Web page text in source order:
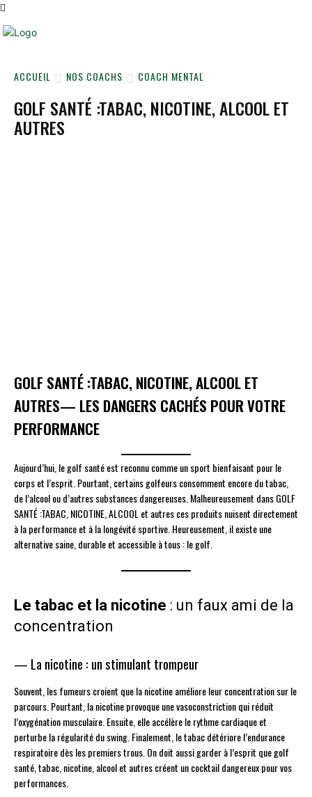
ACCUEIL NOS COACHS COACH MENTAL
GOLF SANTÉ :TABAC, NICOTINE, ALCOOL ET
AUTRES
GOLF SANTÉ :TABAC, NICOTINE, ALCOOL ET
AUTRES— LES DANGERS CACHÉS POUR VOTRE
PERFORMANCE
Aujourd’hui, le golf santé est reconnu comme un sport bienfaisant pour le
corps et l’esprit. Pourtant, certains golfeurs consomment encore du tabac,
de l’alcool ou d’autres substances dangereuses. Malheureusement dans GOLF
SANTÉ :TABAC, NICOTINE, ALCOOL et autres ces produits nuisent directement
à la performance et à la longévité sportive. Heureusement, il existe une
alternative saine, durable et accessible à tous : le golf.
Le tabac et la nicotine : un faux ami de la
concentration
— La nicotine : un stimulant trompeur
Souvent, les fumeurs croient que la nicotine améliore leur concentration sur le
parcours. Pourtant, la nicotine provoque une vasoconstriction qui réduit
l’oxygénation musculaire. Ensuite, elle accélère le rythme cardiaque et
perturbe la régularité du swing. Finalement, le tabac détériore l’endurance
respiratoire dès les premiers trous. On doit aussi garder à l’esprit que golf
santé, tabac, nicotine, alcool et autres créent un cocktail dangereux pour vos
performances.